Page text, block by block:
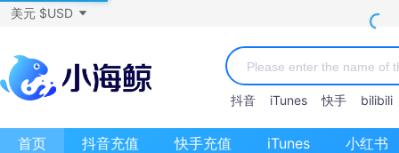
美元 $USD
抖音 iTunes 快手 bilibili
首页 抖音充值 快手充值 iTunes 小红书